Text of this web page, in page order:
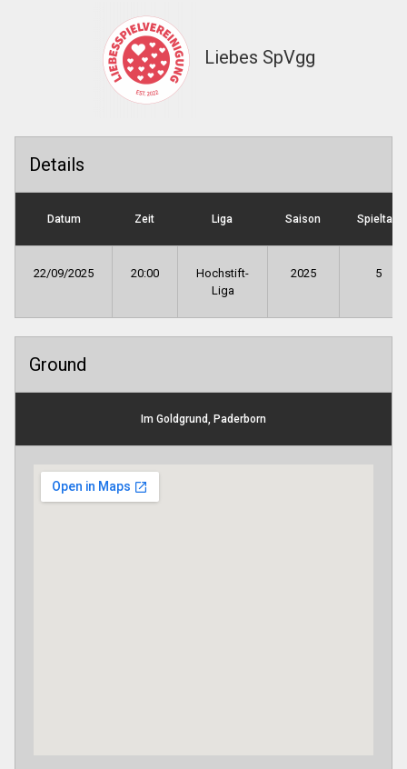
Liebes SpVgg
Details
Datum Zeit Liga Saison Spieltag
22/09/2025 20:00
Hochstift-
Liga
2025 5
Ground
Im Goldgrund, Paderborn